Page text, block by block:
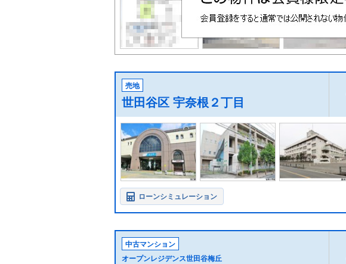
売地
世田谷区 宇奈根２丁目
ローンシミュレーション
中古マンション
オープンレジデンス世田谷梅丘